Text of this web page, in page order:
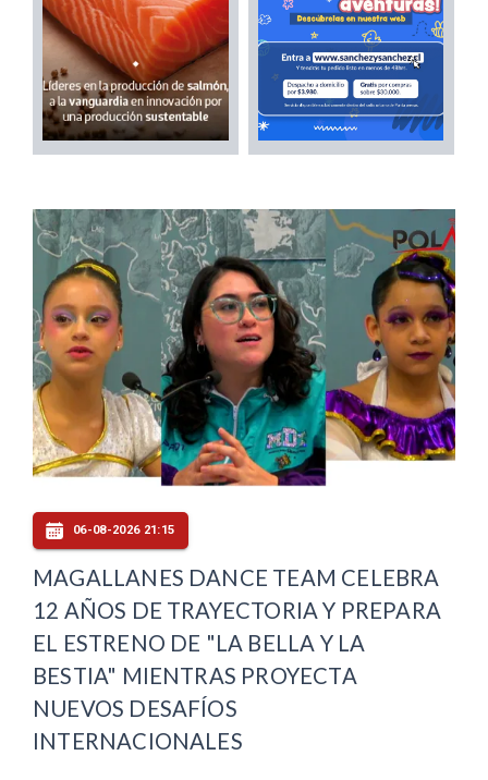
06-08-2026 21:15
MAGALLANES DANCE TEAM CELEBRA
12 AÑOS DE TRAYECTORIA Y PREPARA
EL ESTRENO DE "LA BELLA Y LA
BESTIA" MIENTRAS PROYECTA
NUEVOS DESAFÍOS
INTERNACIONALES